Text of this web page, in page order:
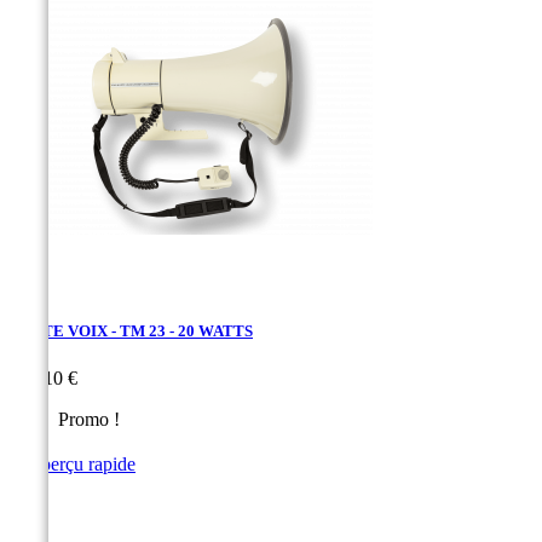
PORTE VOIX - TM 23 - 20 WATTS
204,10 €
Promo !
Aperçu rapide